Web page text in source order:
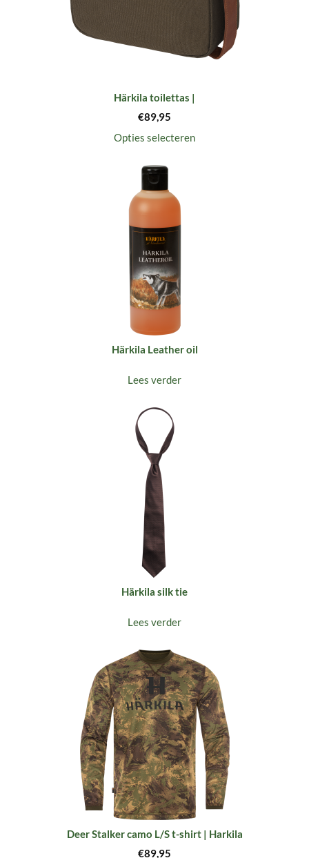
Härkila toilettas |
€89,95
Opties selecteren
Härkila Leather oil
Lees verder
Härkila silk tie
Lees verder
Deer Stalker camo L/S t-shirt | Harkila
€89,95